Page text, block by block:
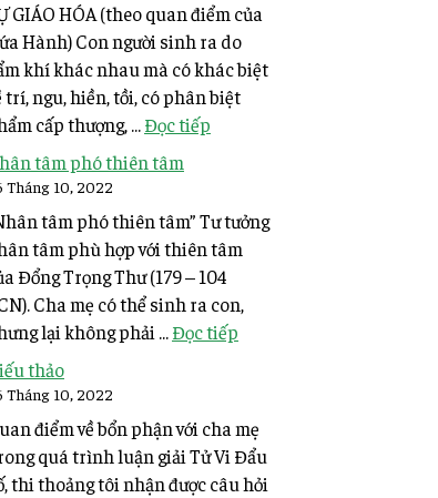
GIÁO HÓA (theo quan điểm của
Hành) Con người sinh ra do
khí khác nhau mà có khác biệt
trí, ngu, hiền, tồi, có phân biệt
cấp thượng, ...Đọc tiếp
tâm phó thiên tâm
Tháng 10, 2022
tâm phó thiên tâm” Tư tưởng
tâm phù hợp với thiên tâm
Đổng Trọng Thư (179 – 104
Cha mẹ có thể sinh ra con,
lại không phải ...Đọc tiếp
thảo
Tháng 10, 2022
điểm về bổn phận với cha mẹ
quá trình luận giải Tử Vi Đẩu
thi thoảng tôi nhận được câu hỏi